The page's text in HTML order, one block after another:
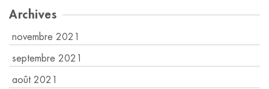
Archives
novembre 2021
septembre 2021
août 2021